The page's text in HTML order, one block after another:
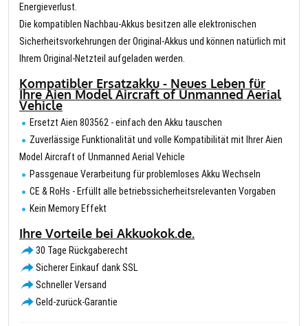
Energieverlust.
Die kompatiblen Nachbau-Akkus besitzen alle elektronischen
Sicherheitsvorkehrungen der Original-Akkus und können natürlich mit
Ihrem Original-Netzteil aufgeladen werden.
Kompatibler Ersatzakku - Neues Leben für
Ihre Aien Model Aircraft of Unmanned Aerial
Vehicle
Ersetzt Aien 803562 - einfach den Akku tauschen
Zuverlässige Funktionalität und volle Kompatibilität mit Ihrer Aien
Model Aircraft of Unmanned Aerial Vehicle
Passgenaue Verarbeitung für problemloses Akku Wechseln
CE & RoHs - Erfüllt alle betriebssicherheitsrelevanten Vorgaben
Kein Memory Effekt
Ihre Vorteile bei Akkuokok.de.
30 Tage Rückgaberecht
Sicherer Einkauf dank SSL
Schneller Versand
Geld-zurück-Garantie